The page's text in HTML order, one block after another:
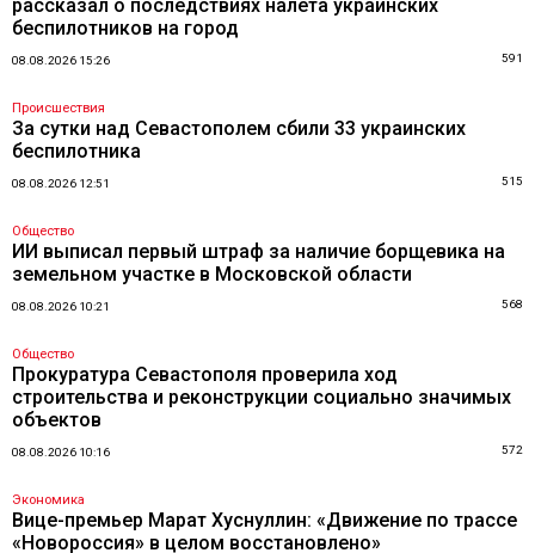
рассказал о последствиях налёта украинских
беспилотников на город
08.08.2026 15:26 591
Происшествия
За сутки над Севастополем сбили 33 украинских
беспилотника
08.08.2026 12:51 515
Общество
ИИ выписал первый штраф за наличие борщевика на
земельном участке в Московской области
08.08.2026 10:21 568
Общество
Прокуратура Севастополя проверила ход
строительства и реконструкции социально значимых
объектов
08.08.2026 10:16 572
Экономика
Вице-премьер Марат Хуснуллин: «Движение по трассе
«Новороссия» в целом восстановлено»